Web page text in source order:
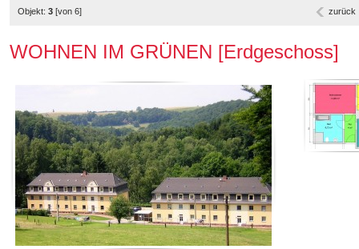
Objekt: 3 [von 6] zurück
WOHNEN IM GRÜNEN [Erdgeschoss]